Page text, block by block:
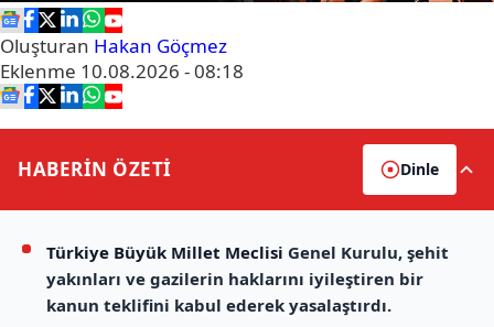
Oluşturan Hakan Göçmez
Eklenme 10.08.2026 - 08:18
HABERİN ÖZETİ Dinle
Türkiye Büyük Millet Meclisi Genel Kurulu, şehit
yakınları ve gazilerin haklarını iyileştiren bir
kanun teklifini kabul ederek yasalaştırdı.